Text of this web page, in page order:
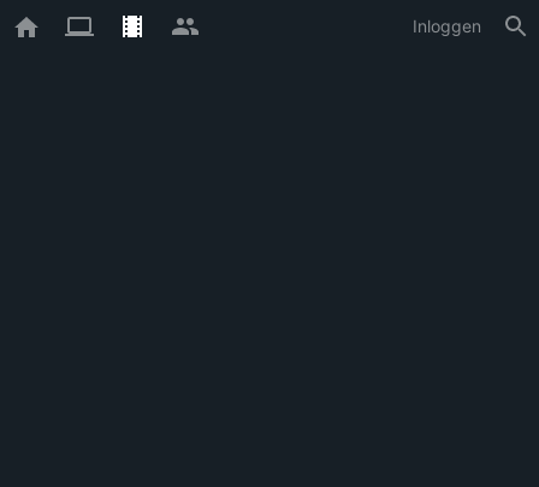
Inloggen